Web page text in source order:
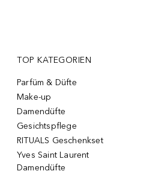
TOP KATEGORIEN
Parfüm & Düfte
Make-up
Damendüfte
Gesichtspflege
RITUALS Geschenkset
Yves Saint Laurent
Damendüfte